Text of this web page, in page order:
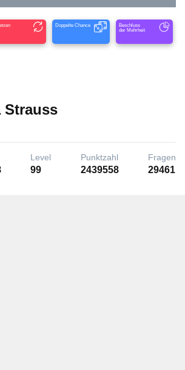
Doppelte Chance
Beschluss
der Mehrheit
Strauss
Level
99
Punktzahl
2439558
Fragen
29461